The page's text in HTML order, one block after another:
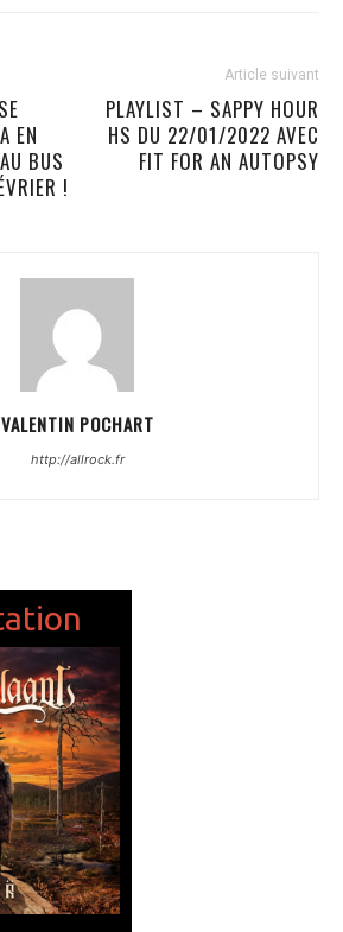
EN
BUS
!
Article suivant
PLAYLIST – SAPPY HOUR
HS DU 22/01/2022 AVEC
FIT FOR AN AUTOPSY
VALENTIN POCHART
http://allrock.fr